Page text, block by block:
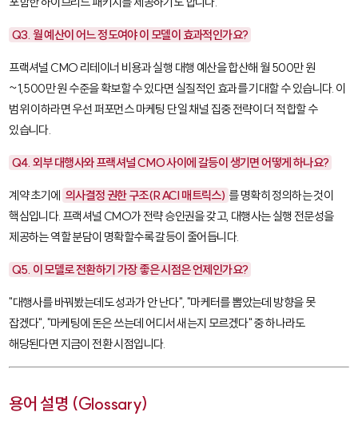
Q3. 월 예산이 어느 정도여야 이 모델이 효과적인가요?
프랙셔널 CMO 리테이너 비용과 실행 대행 예산을 합산해 월 500만 원
~1,500만 원 수준을 확보할 수 있다면 실질적인 효과를 기대할 수 있습니다. 이
범위 이하라면 우선 퍼포먼스 마케팅 단일 채널 집중 전략이 더 적합할 수
있습니다.
Q4. 외부 대행사와 프랙셔널 CMO 사이에 갈등이 생기면 어떻게 하나요?
계약 초기에 의사결정 권한 구조(RACI 매트릭스) 를 명확히 정의하는 것이
핵심입니다. 프랙셔널 CMO가 전략 승인권을 갖고, 대행사는 실행 전문성을
제공하는 역할 분담이 명확할수록 갈등이 줄어듭니다.
Q5. 이 모델로 전환하기 가장 좋은 시점은 언제인가요?
"대행사를 바꿔봤는데도 성과가 안 난다", "마케터를 뽑았는데 방향을 못
잡겠다", "마케팅에 돈은 쓰는데 어디서 새는지 모르겠다" 중 하나라도
해당된다면 지금이 전환 시점입니다.
용어 설명 (Glossary)